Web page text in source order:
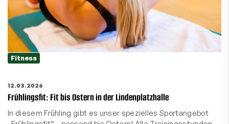
Fitness
12.03.2026
Frühlingsfit: Fit bis Ostern in der Lindenplatzhalle
In diesem Frühling gibt es unser spezielles Sportangebot